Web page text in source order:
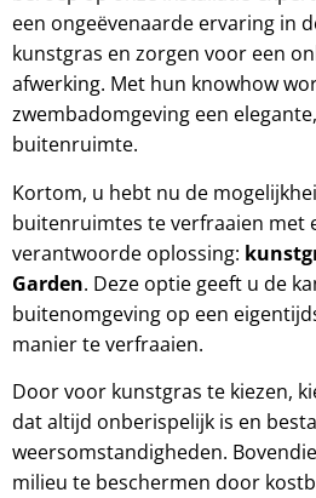
een ongeëvenaarde ervaring in
kunstgras en zorgen voor een
afwerking. Met hun knowhow
zwembadomgeving een
buitenruimte.
Kortom, u hebt nu de
buitenruimtes te verfraaien met
verantwoorde oplossing:
Garden. Deze optie geeft u de
buitenomgeving op een
manier te verfraaien.
Door voor kunstgras te kiezen,
dat altijd onberispelijk is en
weersomstandigheden.
milieu te beschermen door